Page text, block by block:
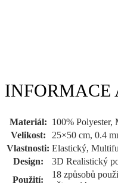
INFORMACE
Materiál: 100%
Velikost:
25×50 cm, 0.4
Vlastnosti: Elastický,
Design:
3D Realistický
Použití:
18 způsobů